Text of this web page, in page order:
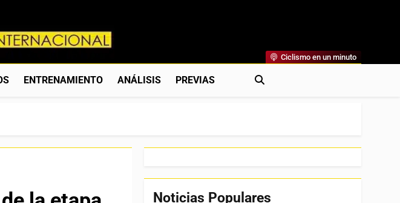
Entrevistas, Análisis, Crónicas, Previas Y Más. La Web Ciclista De Referencia.
Ciclismo en un minuto
ENTRENAMIENTO ANÁLISIS PREVIAS
Noticias Populares